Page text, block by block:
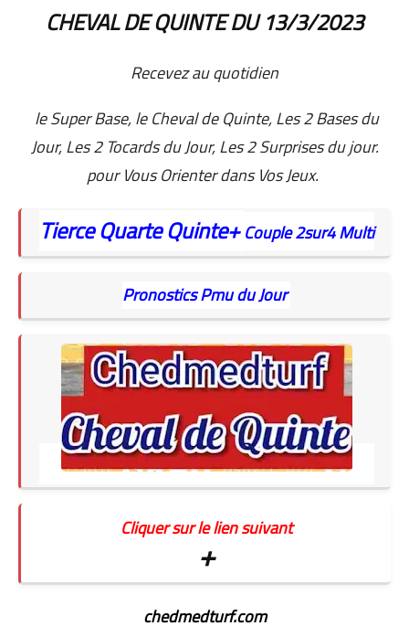
CHEVAL DE QUINTE DU 13/3/2023
Recevez au quotidien
le Super Base, le Cheval de Quinte, Les 2 Bases du
Jour, Les 2 Tocards du Jour, Les 2 Surprises du jour.
pour Vous Orienter dans Vos Jeux.
TierceQuarteQuinte+Couple2sur4Multi
Pronostics Pmu du Jour
Cliquer sur le lien suivant
+
chedmedturf.com